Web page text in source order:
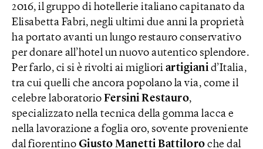
2016, il gruppo di hotellerie italiano capitanato da
Elisabetta Fabri, negli ultimi due anni la proprietà
ha portato avanti un lungo restauro conservativo
per donare all’hotel un nuovo autentico splendore.
Per farlo, ci si è rivolti ai migliori artigianid’Italia,
tra cui quelli che ancora popolano la via, come il
celebre laboratorio Fersini Restauro,
specializzato nella tecnica della gomma lacca e
nella lavorazione a foglia oro, sovente proveniente
dal fiorentino Giusto Manetti Battiloro che dal